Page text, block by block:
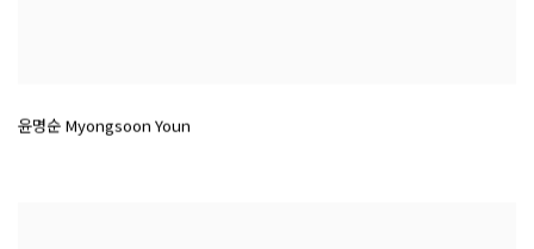
윤명순 Myongsoon Youn